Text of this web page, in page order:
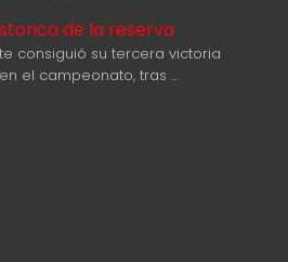
de la reserva
consiguió su tercera victoria
el campeonato, tras …